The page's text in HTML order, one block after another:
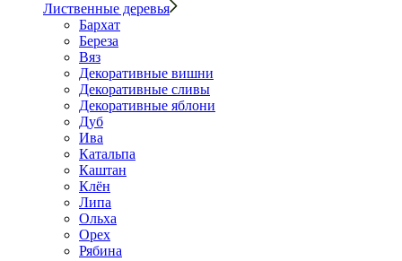
Лиственные деревья
Бархат
Береза
Вяз
Декоративные вишни
Декоративные сливы
Декоративные яблони
Дуб
Ива
Катальпа
Каштан
Клён
Липа
Ольха
Орех
Рябина